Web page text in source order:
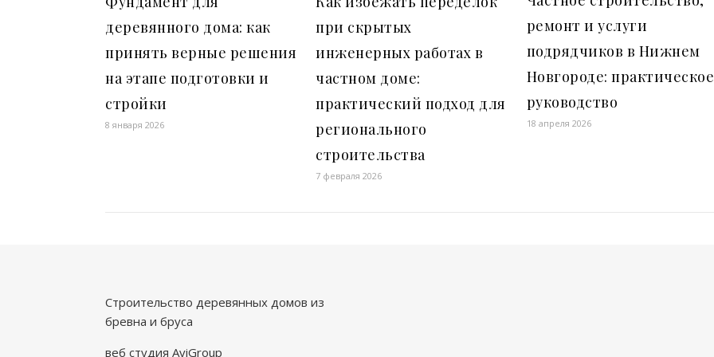
деревянного дома: как
принять верные решения
на этапе подготовки и
стройки
8 января 2026
при скрытых
инженерных работах в
частном доме:
практический подход для
регионального
строительства
7 февраля 2026
ремонт и услуги
подрядчиков в Нижнем
Новгороде: практическое
руководство
18 апреля 2026
Строительство деревянных домов из
бревна и бруса
веб студия AviGroup